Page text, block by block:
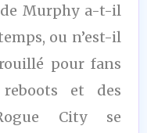
Murphy a-t-il
ou n’est-il
pour fans
et des
City se